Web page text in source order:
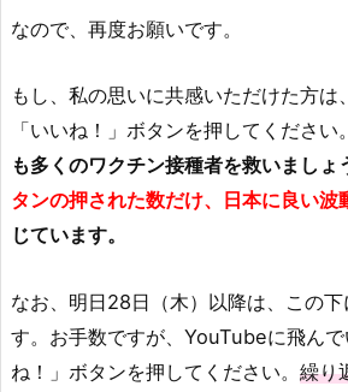
なので、再度お願いです。
もし、私の思いに共感いただけた方
「いいね！」ボタンを押してください。
も多くのワクチン接種者を救いましょ
タンの押された数だけ、日本に良い波
じています。
なお、明日28日（木）以降は、この下
す。お手数ですが、YouTubeに飛ん
ね！」ボタンを押してください。 繰り